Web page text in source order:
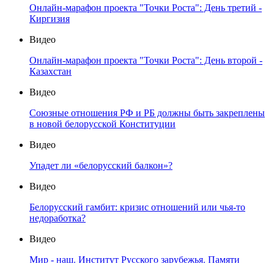
Онлайн-марафон проекта "Точки Роста": День третий -
Киргизия
Видео
Онлайн-марафон проекта "Точки Роста": День второй -
Казахстан
Видео
Союзные отношения РФ и РБ должны быть закреплены
в новой белорусской Конституции
Видео
Упадет ли «белорусский балкон»?
Видео
Белорусский гамбит: кризис отношений или чья-то
недоработка?
Видео
Мир - наш. Институт Русского зарубежья. Памяти